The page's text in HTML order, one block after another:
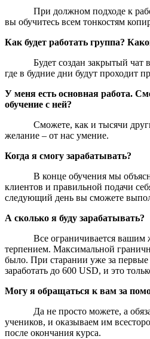
При должном подходе к
вы обучитесь всем тонкостям
Как будет работать группа?
Будет создан закрытый чат
где в будние дни будут проходит
У меня есть основная работа.
обучение с ней?
Сможете, как и тысячи
желание – от нас умение.
Когда я смогу зарабатывать?
В конце обучения мы
клиентов и правильной подачи
следующий день вы сможете
А сколько я буду зарабатывать?
Все ограничивается
терпением. Максимальной
было. При старании уже за
заработать до 600 USD, и это
Могу я обращаться к вам за
Да не просто можете, а
учеников, и оказываем им
после окончания курса.